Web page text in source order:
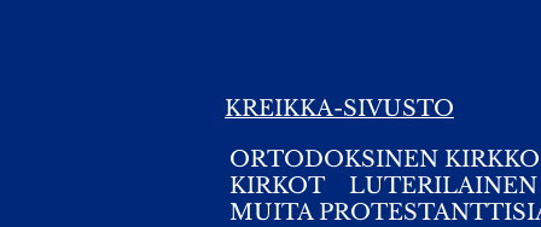
KREIKKA-SIVUSTO
ORTODOKSINEN
KIRKOT
MUITA